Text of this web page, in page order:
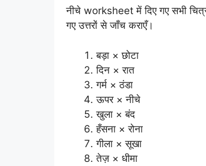
नीचे worksheet में दिए गए सभी
गए उत्तरों से जाँच कराएँ।
बड़ा × छोटा
दिन × रात
गर्म × ठंडा
ऊपर × नीचे
खुला × बंद
हँसना × रोना
गीला × सूखा
तेज़ × धीमा